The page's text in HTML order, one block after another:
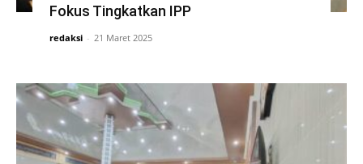
Fokus Tingkatkan IPP
redaksi - 21 Maret 2025